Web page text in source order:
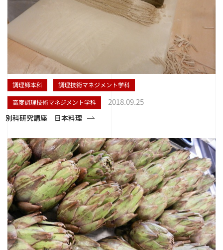
調理師本科 調理技術マネジメント学科
高度調理技術マネジメント学科 2018.09.25
別科研究講座 日本料理